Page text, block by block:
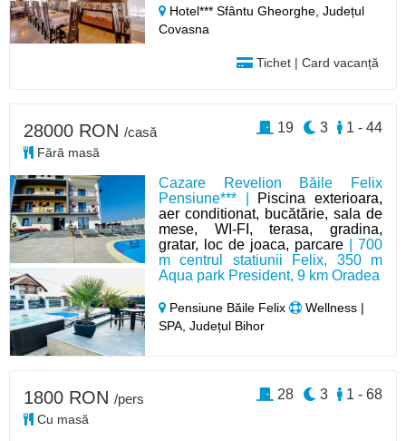
Hotel*** Sfântu Gheorghe,Județul
Covasna
Tichet | Card vacanță
Cazare Revelion Băile Felix
Pensiune*** | Piscina exterioara,
aer conditionat, bucătărie, sala de
mese, WI-FI, terasa, gradina,
gratar, loc de joaca, parcare | 700
m centrul statiunii Felix, 350 m
Aqua park President, 9 km Oradea
Pensiune Băile Felix
Wellness |
SPA, Județul Bihor
28000 RON /casă
Fără masă
1 - 44
3
19
1800 RON /pers
Cu masă
1 - 68
3
28